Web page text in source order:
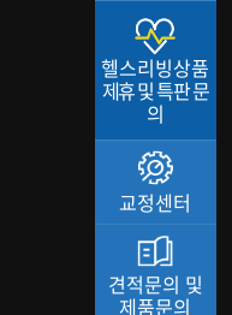
헬스리빙상품
제휴 및 특판 문
의
교정센터
견적문의 및
제품문의